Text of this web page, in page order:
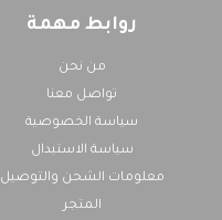
روابط مهمة
من نحن
تواصل معنا
سياسة الخصوصية
سياسة الاستبدال
معلومات الشحن والتوصيل
المتجر